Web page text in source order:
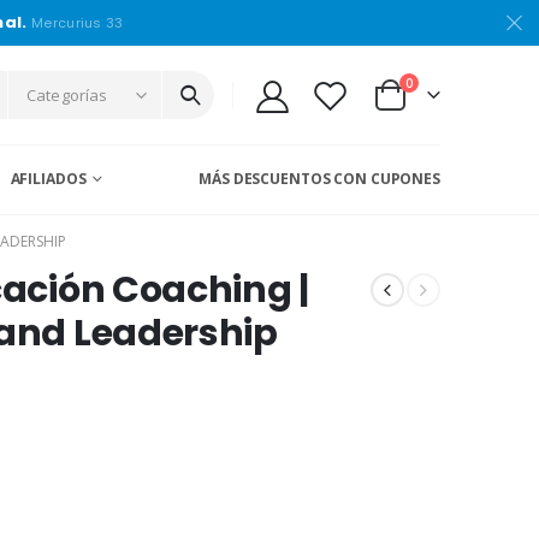
Mercurius 33
Categorías
0
AFILIADOS MÁS DESCUENTOS CON CUPONES
Coaching |
Leadership